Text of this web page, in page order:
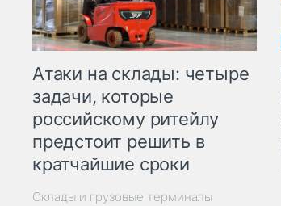
Атаки на склады: четыре
задачи, которые
российскому ритейлу
предстоит решить в
кратчайшие сроки
Склады и грузовые терминалы